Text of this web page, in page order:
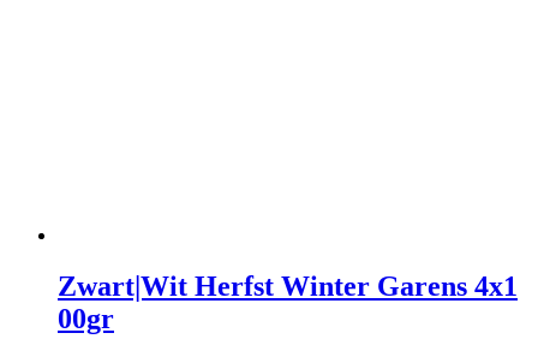
Zwart|Wit Herfst Winter Garens 4x1
00gr